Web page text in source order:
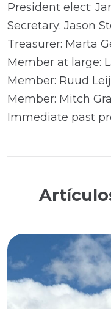
President elect:
Secretary: Jason
Treasurer: Marta
Member at large:
Member: Ruud
Member: Mitch
Immediate past